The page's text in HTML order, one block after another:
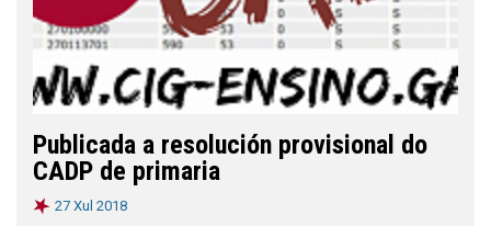
Publicada a resolución provisional do
CADP de primaria
27 Xul 2018